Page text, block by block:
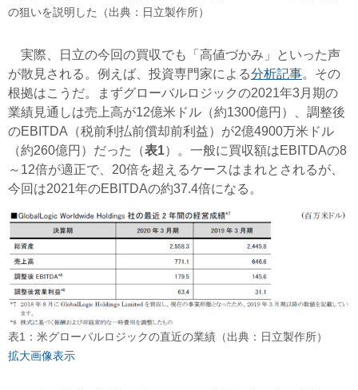
の狙いを説明した（出典：日立製作所）
実際、日立の今回の買収でも「高値づかみ」といった声
が散見される。例えば、投資専門家による分析記事。その
根拠はこうだ。まずグローバルロジックの2021年3月期の
業績見通しは売上高が12億米ドル（約1300億円）、調整後
のEBITDA（税前利払前償却前利益）が2億4900万米ドル
（約260億円）だった（表1）。一般に買収額はEBITDAの8
～12倍が適正で、20倍を超えるケースはまれとされるが、
今回は2021年のEBITDAの約37.4倍になる。
表1：米グローバルロジックの直近の業績（出典：日立製作所）
拡大画像表示